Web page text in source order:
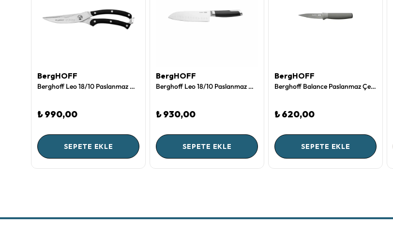
BergHOFF
Berghoff Leo 18/10 Paslanmaz Çelik Et Makası
₺ 990,00
SEPETE EKLE
BergHOFF
Berghoff Leo 18/10 Paslanmaz Çelik Santoku Bıçağı 17,5 cm
₺ 930,00
SEPETE EKLE
BergHOFF
Berghoff Balance Paslanmaz Çelik Soyma Bıçağı 8,5 cm
₺ 620,00
SEPETE EKLE